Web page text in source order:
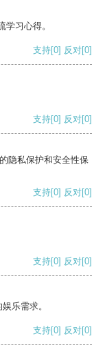
习心得。
支持[0] 反对[0]
支持[0] 反对[0]
隐私保护和安全性保
支持[0] 反对[0]
支持[0] 反对[0]
乐需求。
支持[0] 反对[0]